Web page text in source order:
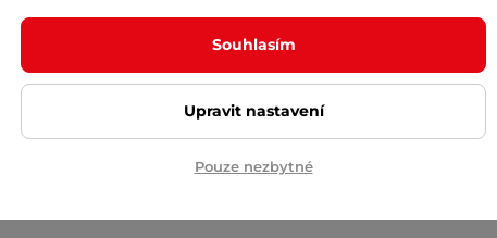
stranách.
lehká a zaujme i svou sytou barvou.
7
Nová
Vaše
Souhlasím
Upravit nastavení
Pouze nezbytné